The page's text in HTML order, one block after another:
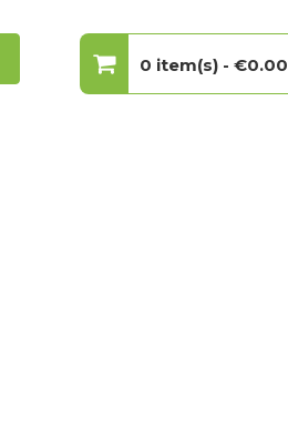
0 item(s) -€0.00